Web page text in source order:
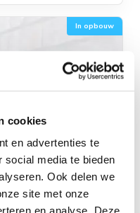
cookies
en advertenties te
social media te bieden
Ook delen we
site met onze
In opbouw